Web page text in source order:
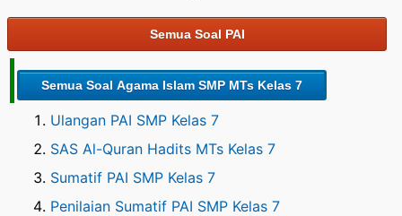
Semua Soal PAI
Semua Soal Agama Islam SMP MTs Kelas 7
Ulangan PAI SMP Kelas 7
SAS Al-Quran Hadits MTs Kelas 7
Sumatif PAI SMP Kelas 7
Penilaian Sumatif PAI SMP Kelas 7